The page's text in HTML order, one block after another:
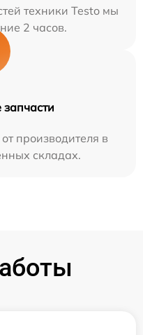
техники Testo мы
2 часов.
производителя в
складах.